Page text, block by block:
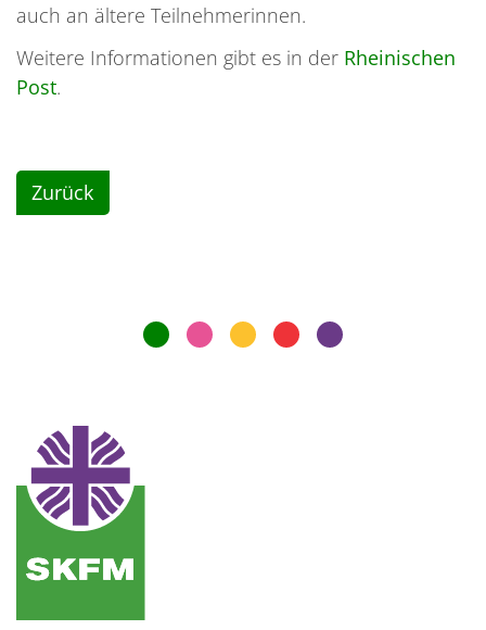
auch an ältere Teilnehmerinnen.
Weitere Informationen gibt es in der Rheinischen
Post.
Zurück